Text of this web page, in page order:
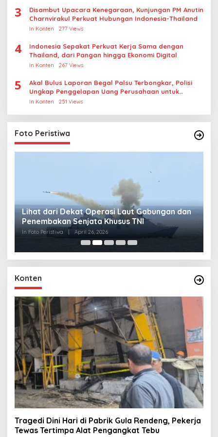
3
Disambut Upacara Kenegaraan, Kunjungan PM Anutin
Charnvirakul Perkuat Hubungan Indonesia-Thailand
In Konten 277 Views
4
Indonesia Sepakat Perkuat Kerja Sama dengan
Thailand, dari Pangan hingga Ekonomi Digital
In Konten 267 Views
5
Akal Bulus Laporan Begal Palsu Terbongkar, Polisi
Ungkap Penggelapan Uang Perusahaan untuk
Crypto
In Konten 251 Views
Foto Peristiwa
Lihat dari Dekat Operasi Laut Gabungan dan
Penembakan Senjata Khusus TNI
In Foto Peristiwa April 26, 2026
Konten
Tragedi Dini Hari di Pabrik Gula Rendeng, Pekerja
Tewas Tertimpa Alat Pengangkat Tebu